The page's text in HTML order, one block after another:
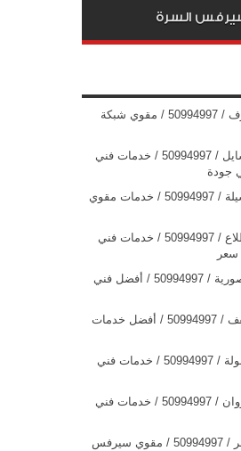
السرة
مقوي سيرفس مشرف / 50994997 / مقوي شبكة
مقوي سيرفس المسايل / 50994997 / خدمات فني
جودة
مقوي سيرفس المسيلة / 50994997 / خدمات مقوي
مقوي سيرفس المطلاع / 50994997 / خدمات فني
مقوي سيرفس المنصورية / 50994997 / أفضل فني
مقوي سيرفس المنقف / 50994997 / أفضل خدمات
مقوي سيرفس المهبولة / 50994997 / خدمات فني
مقوي سيرفس القيروان / 50994997 / خدمات فني
مقوي سيرفس القصر / 50994997 / مقوي سيرفس